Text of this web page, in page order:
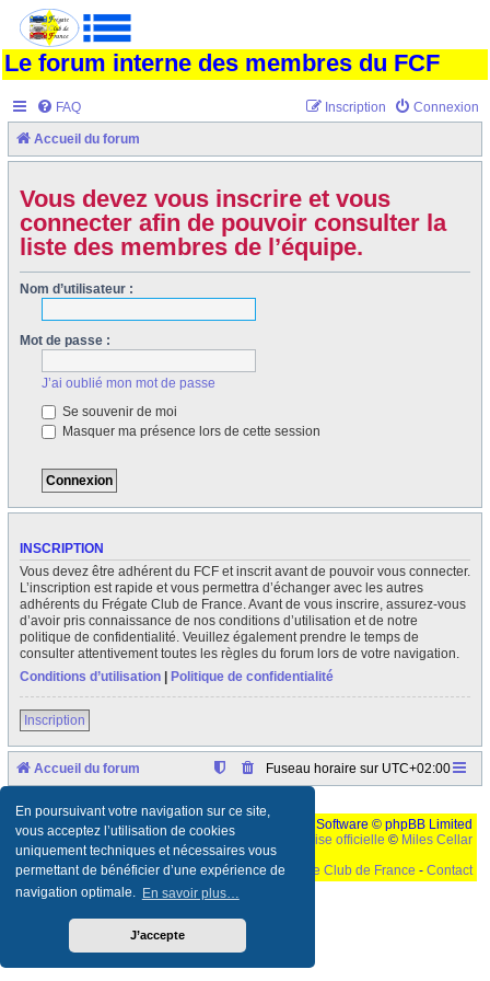
En poursuivant votre navigation sur ce site,
vous acceptez l’utilisation de cookies
uniquement techniques et nécessaires vous
permettant de bénéficier d’une expérience de
navigation optimale. En savoir plus…
J’accepte
Le forum interne des membres du FCF
FAQ Connexion
Inscription
Accueil du forum
Vous devez vous inscrire et vous
connecter afin de pouvoir consulter la
liste des membres de l’équipe.
Nom d’utilisateur :
Mot de passe :
J’ai oublié mon mot de passe
Se souvenir de moi
Masquer ma présence lors de cette session
INSCRIPTION
Vous devez être adhérent du FCF et inscrit avant de pouvoir vous connecter.
L’inscription est rapide et vous permettra d’échanger avec les autres
adhérents du Frégate Club de France. Avant de vous inscrire, assurez-vous
d’avoir pris connaissance de nos conditions d’utilisation et de notre
politique de confidentialité. Veuillez également prendre le temps de
consulter attentivement toutes les règles du forum lors de votre navigation.
Conditions d’utilisation
Politique de confidentialité
Inscription
Accueil du forum Fuseau horaire sur UTC+02:00
Développé parphpBB
® Forum Software © phpBB Limited
Traduction française officielle © Miles Cellar
©Le Frégate Club de France - Contact
Ceci est un texte de remplissage qui n'a pour but que forcer l'elargissement de la div page...
parametres d'affichage pas defaut de votre navigateur" faut bien trouver des paliatifs !